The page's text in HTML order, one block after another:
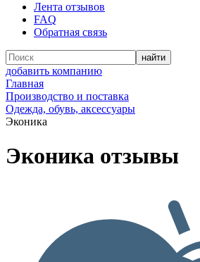
Лента отзывов
FAQ
Обратная связь
добавить компанию
Главная
Производство и поставка
Одежда, обувь, аксессуары
Эконика
Эконика отзывы